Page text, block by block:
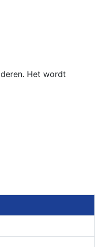
Het wordt